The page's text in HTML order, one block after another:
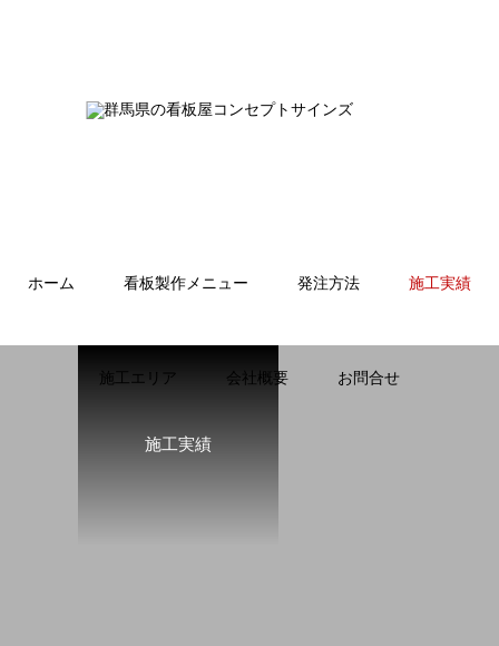
ホーム 看板製作メニュー 発注方法 施工実績
施工エリア 会社概要 お問合せ
施工実績